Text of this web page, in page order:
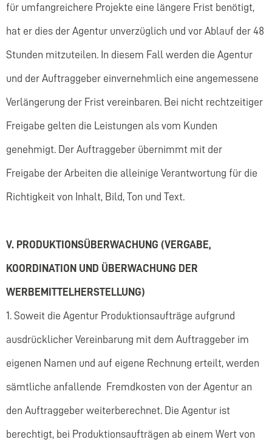
für umfangreichere Projekte eine längere Frist benötigt,
hat er dies der Agentur unverzüglich und vor Ablauf der 48
Stunden mitzuteilen. In diesem Fall werden die Agentur
und der Auftraggeber einvernehmlich eine angemessene
Verlängerung der Frist vereinbaren. Bei nicht rechtzeitiger
Freigabe gelten die Leistungen als vom Kunden
genehmigt. Der Auftraggeber übernimmt mit der
Freigabe der Arbeiten die alleinige Verantwortung für die
Richtigkeit von Inhalt, Bild, Ton und Text.
V. PRODUKTIONSÜBERWACHUNG (VERGABE,
KOORDINATION UND ÜBERWACHUNG DER
WERBEMITTELHERSTELLUNG)
1. Soweit die Agentur Produktionsaufträge aufgrund
ausdrücklicher Vereinbarung mit dem Auftraggeber im
eigenen Namen und auf eigene Rechnung erteilt, werden
sämtliche anfallende Fremdkosten von der Agentur an
den Auftraggeber weiterberechnet. Die Agentur ist
berechtigt, bei Produktionsaufträgen ab einem Wert von